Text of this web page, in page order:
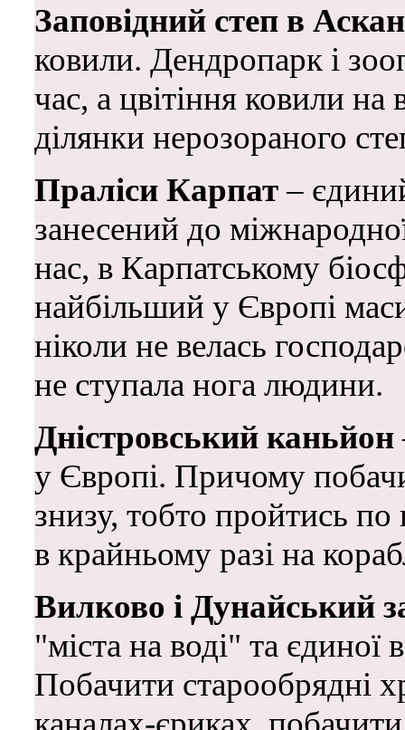
Заповідний степ в
ковили. Дендропарк і
час, а цвітіння ковили
ділянки нерозораного
Праліси Карпат–
занесений до
нас, в Карпатському
найбільший у Європі
ніколи не велась
не ступала нога людини.
Дністровський каньйон
у Європі. Причому
знизу, тобто пройтись
в крайньому разі на
Вилково і Дунайський
"міста на воді" та єдиної
Побачити старообрядні